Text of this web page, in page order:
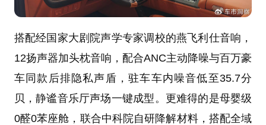
搭配经国家大剧院声学专家调校的燕飞利仕音响，
12扬声器加头枕音响，配合ANC主动降噪与百万豪
车同款后排隐私声盾，驻车车内噪音低至35.7分
贝，静谧音乐厅声场一键成型。更难得的是母婴级
0醛0苯座舱，联合中科院自研降解材料，搭配全域